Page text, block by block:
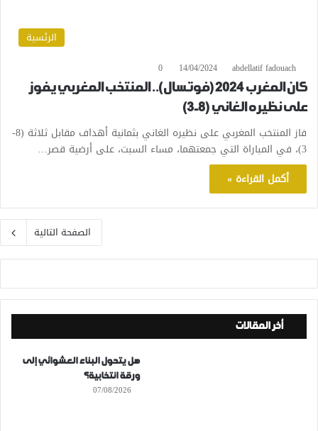
الرئسية
abdellatif fadouach
14/04/2024
0
كان المغرب 2024 (فوتسال).. المنتخب المغربي يفوز
على نظيره الغاني (8-3)
فاز المنتخب المغربي على نظيره الغاني بثمانية أهداف مقابل ثلاثة (8-
3)، في المباراة التي جمعتهما، مساء السبت، على أرضية قصر…
أكمل القراءة »
الصفحة التالية
أخر المقالات
هل يتحول البناء العشوائي إلى
ورقة انتخابية؟
07/08/2026